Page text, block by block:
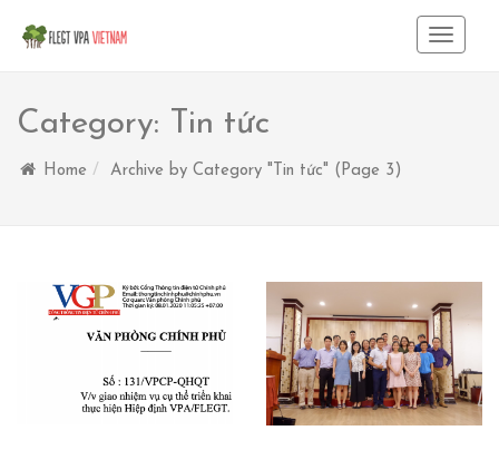
Toggle
Category: Tin tức
Home Archive by Category "Tin tức" (Page 3)